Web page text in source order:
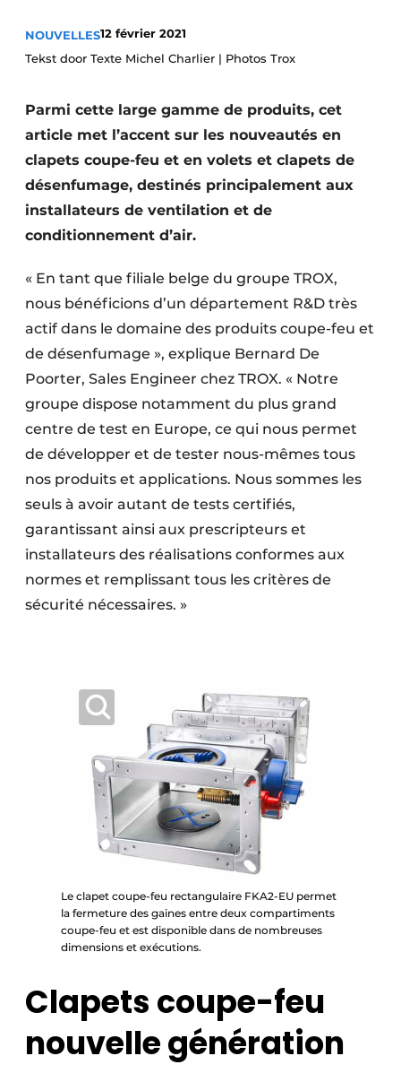
Video’s
Construction bois
Contrôle d’accès
Éclairage
Façades
Géotextiles
Infrastructures souterraines et égouttage
Protection solaire
Rénovation
Sécurité incendie
Software
Techniques ferroviaires
NOUVELLES12 février 2021
Tekst door Texte Michel Charlier | Photos Trox
Parmi cette large gamme de produits, cet
article met l’accent sur les nouveautés en
clapets coupe-feu et en volets et clapets de
désenfumage, destinés principalement aux
installateurs de ventilation et de
conditionnement d’air.
« En tant que filiale belge du groupe TROX,
nous bénéficions d’un département R&D très
actif dans le domaine des produits coupe-feu et
de désenfumage », explique Bernard De
Poorter, Sales Engineer chez TROX. « Notre
groupe dispose notamment du plus grand
centre de test en Europe, ce qui nous permet
de développer et de tester nous-mêmes tous
nos produits et applications. Nous sommes les
seuls à avoir autant de tests certifiés,
garantissant ainsi aux prescripteurs et
installateurs des réalisations conformes aux
normes et remplissant tous les critères de
sécurité nécessaires. »
Le clapet coupe-feu rectangulaire FKA2-EU permet
la fermeture des gaines entre deux compartiments
coupe-feu et est disponible dans de nombreuses
dimensions et exécutions.
Clapets coupe-feu
nouvelle génération